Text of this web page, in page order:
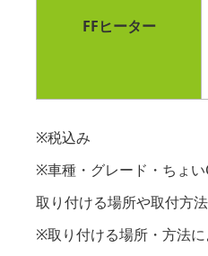
FFヒーター
※税込み
※車種・グレード・ちょ
取り付ける場所や取付方法
※取り付ける場所・方法